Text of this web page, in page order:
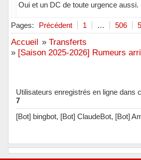
Oui et un DC de toute urgence aussi.
Hors ligne
Pages: Précédent 1 … 506
Accueil » Transferts
» [Saison 2025-2026] Rumeurs
Utilisateurs enregistrés en ligne dans
7
[Bot] bingbot, [Bot] ClaudeBot, [Bot]